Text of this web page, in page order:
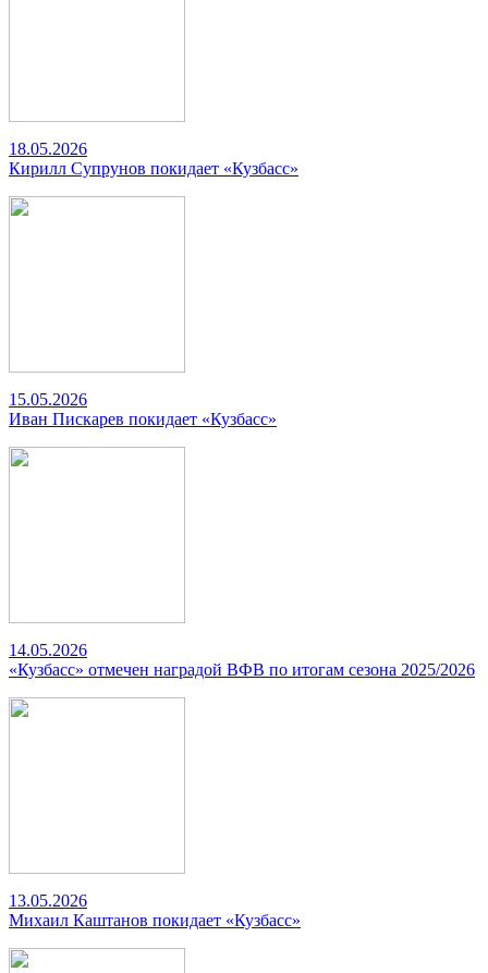
18.05.2026
Кирилл Супрунов покидает «Кузбасс»
15.05.2026
Иван Пискарев покидает «Кузбасс»
14.05.2026
«Кузбасс» отмечен наградой ВФВ по итогам сезона 2025/2026
13.05.2026
Михаил Каштанов покидает «Кузбасс»